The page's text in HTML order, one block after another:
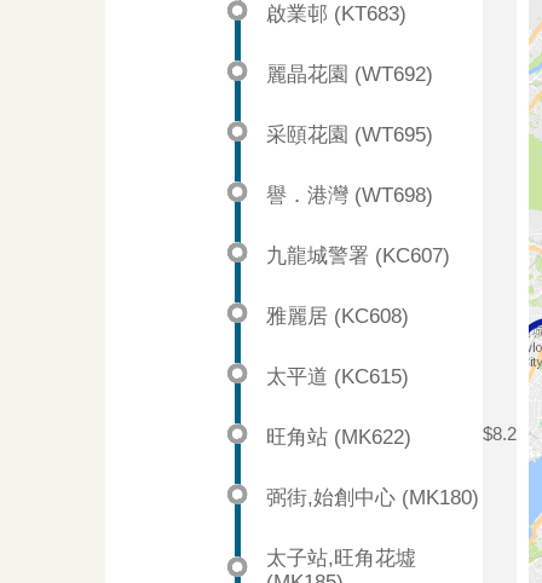
$8.2
啟業邨 (KT683)
麗晶花園 (WT692)
采頤花園 (WT695)
譽．港灣 (WT698)
九龍城警署 (KC607)
雅麗居 (KC608)
太平道 (KC615)
旺角站 (MK622)
弼街,始創中心 (MK180)
太子站,旺角花墟